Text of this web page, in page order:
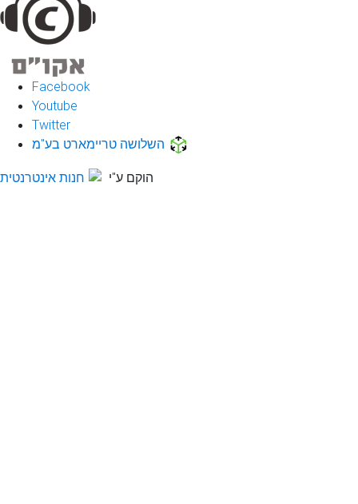
Facebook
Youtube
Twitter
השלושה טריימארט בע"מ
הוקם ע"י חנות אינטרנטית